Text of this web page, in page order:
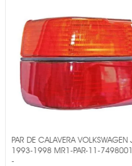
PAR DE CALAVERA VOLKSWAGEN JETTA
1993-1998 MR1-PAR-11-74980015B3